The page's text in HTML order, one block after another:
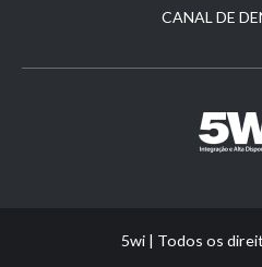
CANAL DE
5wi | Todos os